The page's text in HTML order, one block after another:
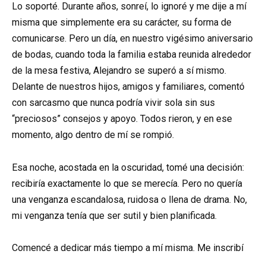
Lo soporté. Durante años, sonreí, lo ignoré y me dije a mí
misma que simplemente era su carácter, su forma de
comunicarse. Pero un día, en nuestro vigésimo aniversario
de bodas, cuando toda la familia estaba reunida alrededor
de la mesa festiva, Alejandro se superó a sí mismo.
Delante de nuestros hijos, amigos y familiares, comentó
con sarcasmo que nunca podría vivir sola sin sus
“preciosos” consejos y apoyo. Todos rieron, y en ese
momento, algo dentro de mí se rompió.
Esa noche, acostada en la oscuridad, tomé una decisión:
recibiría exactamente lo que se merecía. Pero no quería
una venganza escandalosa, ruidosa o llena de drama. No,
mi venganza tenía que ser sutil y bien planificada.
Comencé a dedicar más tiempo a mí misma. Me inscribí